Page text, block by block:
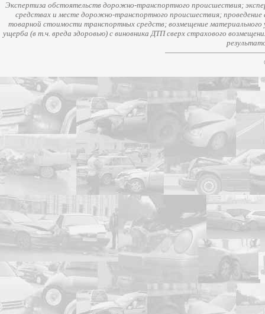
Экспертиза обстоятельств дорожно-транспортного происшествия;
средствах и месте дорожно-транспортного происшествия;
товарной стоимости транспортных средств; возмещение
ущерба (в т.ч. вреда здоровью) с виновника ДТП сверх страхового